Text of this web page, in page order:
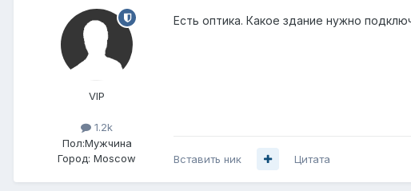
VIP
1.2k
Пол:Мужчина
Город: Moscow
Есть оптика. Какое здание нужно
Вставить ник Цитата